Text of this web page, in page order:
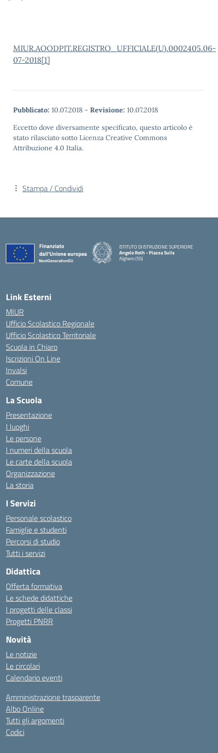
MIUR.AOODPIT.REGISTRO_UFFICIALE(U).0002405.06-
07-2018[1]
Pubblicato: 10.07.2018 - Revisione: 10.07.2018
Eccetto dove diversamente specificato, questo articolo è
stato rilasciato sotto Licenza Creative Commons
Attribuzione 4.0 Italia.
Stampa / Condividi
ISTITUTO DI ISTRUZIONE SUPERIORE
Angelo Roth - Piazza Sulis
Alghero (SS)
— Visita la pagina iniziale della scuola
Link Esterni
MIUR
Ufficio Scolastico Regionale
Ufficio Scolastico Territoriale
Scuola in Chiaro
Iscrizioni On Line
Invalsi
Comune
La Scuola
Presentazione
I luoghi
Le persone
I numeri della scuola
Le carte della scuola
Organizzazione
La storia
I Servizi
Personale scolastico
Famiglie e studenti
Percorsi di studio
Tutti i servizi
Didattica
Offerta formativa
Le schede didattiche
I progetti delle classi
Progetti PNRR
Novità
Le notizie
Le circolari
Calendario eventi
Amministrazione trasparente
Albo Online
Tutti gli argomenti
Codici